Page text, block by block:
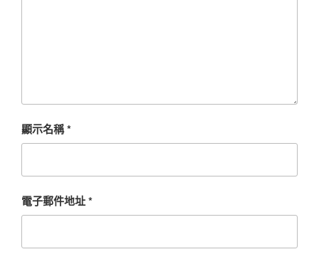
顯示名稱*
電子郵件地址*